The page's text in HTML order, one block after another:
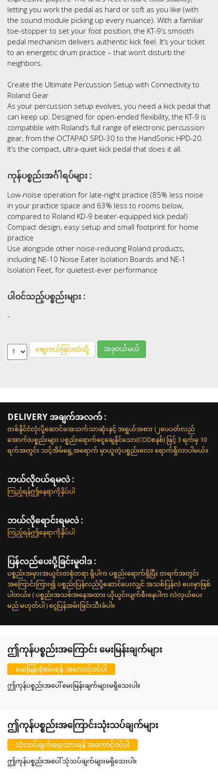
letting you work the pedal as hard or soft as you like (with
the sound module picking up every nuance). With a familiar
toe-stopper to set your foot position, the KT-9’s smooth
pedal mechanism delivers authentic kick feel. It’s your ticket
to an energetic drum practice – that won’t disturb the
neighbors.
Create the Ultimate Percussion Setup with Connectivity to
Roland Gear
As your percussion setup evolves, you need a kick pedal that
can keep up. Designed for open-ended flexibility, the KT-9 is
compatible with Roland’s full range of electronic percussion
gear, from the OCTAPAD SPD-30 to the HandSonic HPD-20.
It’s the compact, ultra-quiet kick pedal that does it all.
ကုန်ပစ္စည်းအင်္ဂါရပ်များ :
Low-noise operation for late-night practice (85% less noise
in your practice space and 63% less to rooms below,
compared to Roland KD-9 beater-equipped kick pedal)
Compact design, easy setup and small footprint for home
practice
Use alongside other noise-reducing Roland products,
including NE-10 Noise Eater Isolation Boards and NE-1
Isolation Feet, for quietest-ever performance
ပါဝင်သည့်ပစ္စည်းများ :
-
စျေးဝယ်ခြင်းထဲသို့ အခုဝယ်မယ်
DELIVERY အချက်အလက် :
တစ်နိုင်ငံလုံးပို့ဆောင်ခအသက်သာဆုံးနှင့် အရွယ်အစား (၂ပေပတ်လည်
အောက်)ပစ္စည်းများ ပစ္စည်းရောက်ငွေချေနိုင်သော(CODစနစ်) ဖြင့် 3 ရက်မှ 10
ရက်အတွင်း သင့်အိမ်ရှေ့အရောက် မှာယူတဲ့ပစ္စည်းလေး ရောက်ရှိလာပါမယ်။
ဘယ်လို၀ယ်ရမလဲ :
ကြည့်ရန်ဤနေရာကိုနှိပ်ပါ
ဘယ်လိုရောင်းရမလဲ :
ကြည့်ရန်ဤနေရာကိုနှိပ်ပါ
ပြန်လည်ပေးပို့ခြင်းမူဝါဒ :
ပစ္စည်းအမှားအယွင်းတစုံတရာ ရှိပါက ပစ္စည်းရောက်ရှိပြီး တရက်အတွင်း
အကြောင်းကြား၍ ပစ္စည်းပြန်လည်ပို့ဆောင်ပေးလျှင် အသစ်ပြန်လဲ ပေးမှာဖြစ်
ပါတယ်။ ( ပစ္စည်းအသစ်အနေအထား ယိုယွင်းပျက်စီးနေပါက လဲလှယ်ပေး
မည် မဟုတ်ပါ ) ငွေပြန်အမ်းခြင်းသီးခံပါ။
ဤကုန်ပစ္စည်းအကြောင်း မေးမြန်းချက်များ
မေးမြန်းစုံစမ်းရန် အကောင့်ဝင်ပါ
ဤကုန်ပစ္စည်းအပေါ် မေးမြန်းချက်များမရှိသေးပါ။
ဤကုန်ပစ္စည်းအကြောင်းသုံးသပ်ချက်များ
သုံးသပ်ချက်ရေးသားရန် အကောင့်ဝင်ပါ
ဤကုန်ပစ္စည်းအပေါ် သုံသပ်ချက်များမရှိသေးပါ။